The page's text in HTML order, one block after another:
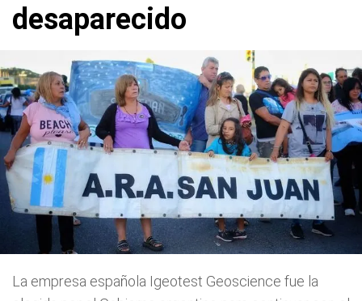
desaparecido
La empresa española Igeotest Geoscience fue la